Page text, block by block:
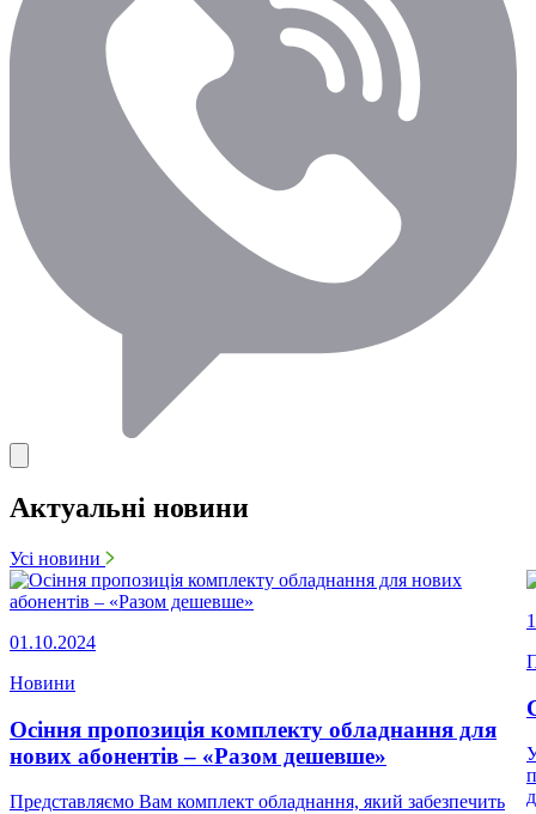
Актуальні новини
Усі новини
01.10.2024
Новини
Осіння пропозиція комплекту обладнання для
нових абонентів – «Разом дешевше»
Представляємо Вам комплект обладнання, який забезпечить